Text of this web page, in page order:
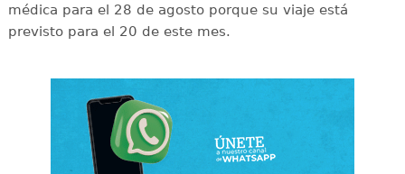
médica para el 28 de agosto porque su viaje está
previsto para el 20 de este mes.